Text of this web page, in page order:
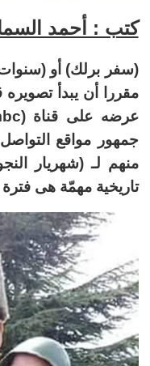
كتب : أحمد
(سفر برلك) أو
مقررا أن يبدأ
جمهور مواقع
منهم لـ (شهريار
تاريخية مهمّة هى